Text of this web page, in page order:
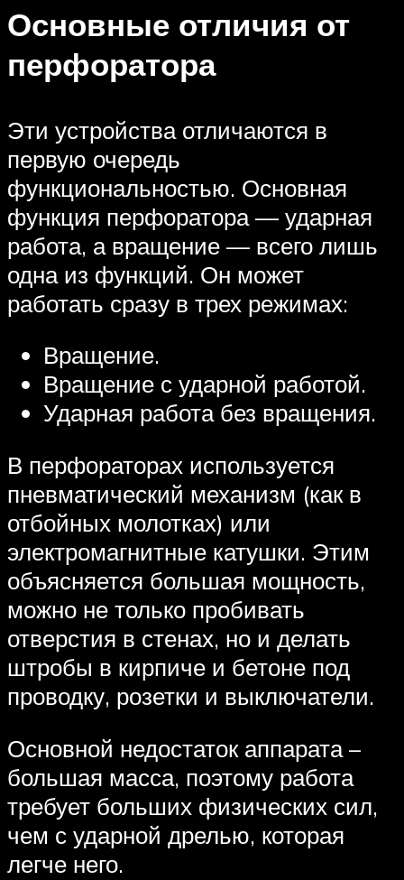
Основные отличия от
перфоратора
Эти устройства отличаются в
первую очередь
функциональностью. Основная
функция перфоратора — ударная
работа, а вращение — всего лишь
одна из функций. Он может
работать сразу в трех режимах:
Вращение.
Вращение с ударной работой.
Ударная работа без вращения.
В перфораторах используется
пневматический механизм (как в
отбойных молотках) или
электромагнитные катушки. Этим
объясняется большая мощность,
можно не только пробивать
отверстия в стенах, но и делать
штробы в кирпиче и бетоне под
проводку, розетки и выключатели.
Основной недостаток аппарата –
большая масса, поэтому работа
требует больших физических сил,
чем с ударной дрелью, которая
легче него.